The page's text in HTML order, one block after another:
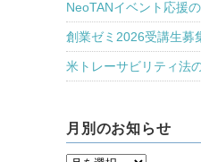
NeoTANイベント応援
創業ゼミ2026受講生募
米トレーサビリティ法
月別のお知らせ